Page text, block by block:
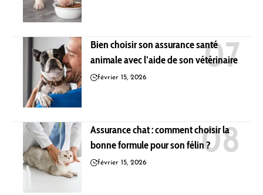
Bien choisir son assurance santé
animale avec l’aide de son vétérinaire
février 15, 2026
Assurance chat : comment choisir la
bonne formule pour son félin ?
février 15, 2026